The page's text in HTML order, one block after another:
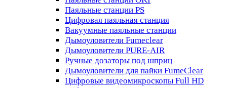
Паяльные станции PS
Цифровая паяльная станция
Вакуумные паяльные станции
Дымоуловители Fumeclear
Дымоуловители PURE-AIR
Ручные дозаторы под шприц
Дымоуловители для пайки FumeClear
Цифровые видеомикроскопы Full HD